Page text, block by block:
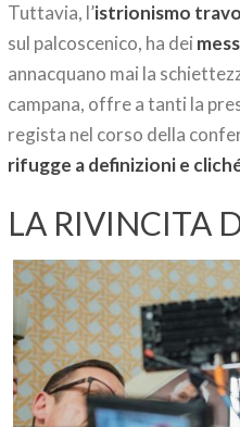
Tuttavia, l’istrionismo
sul palcoscenico, ha dei
annacquano mai la
campana, offre a tanti la
regista nel corso della
rifugge a definizioni e
LA RIVINCITA